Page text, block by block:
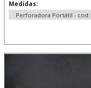
Medidas: